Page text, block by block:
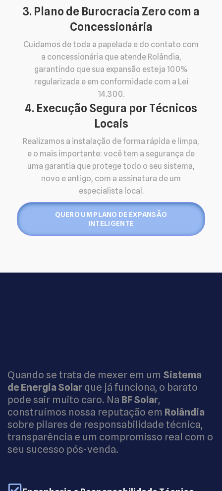
3. Plano de Burocracia Zero com a
Concessionária
Cuidamos de toda a papelada e do contato com
a concessionária que atende Rolândia,
garantindo que sua expansão esteja 100%
regularizada e em conformidade com a Lei
14.300.
4. Execução Segura por Técnicos
Locais
Realizamos a instalação de forma rápida e limpa,
e o mais importante: você tem a segurança de
uma garantia que protege todo o seu sistema,
novo e antigo, com a assinatura de um
especialista local.
QUERO UM PLANO DE EXPANSÃO
INTELIGENTE
Quando se trata de mexer em um Sistema
de Energia Solar que já funciona, o barato
pode sair muito caro. Na BF Solar,
construímos nossa reputação em Rolândia
sobre pilares de responsabilidade técnica,
transparência e um compromisso real com o
seu sucesso pós-venda.